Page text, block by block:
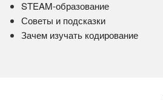
STEAM-образование
Советы и подсказки
Зачем изучать кодирование